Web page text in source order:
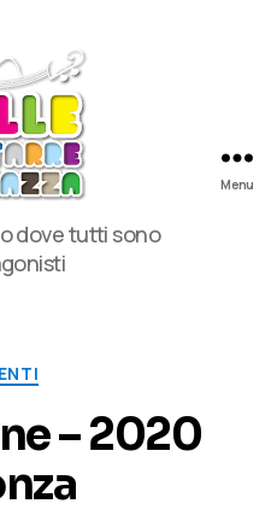
in
Piazza
dove tutti sono
Menu
Categorie
– 2020